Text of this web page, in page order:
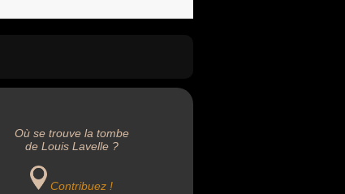
Où se trouve la tombe
de Louis Lavelle ?
Contribuez !